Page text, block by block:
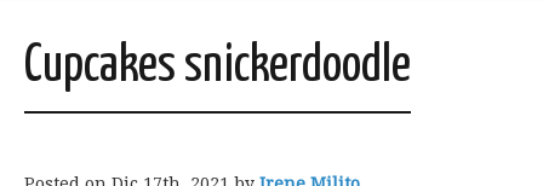
Cupcakes snickerdoodle